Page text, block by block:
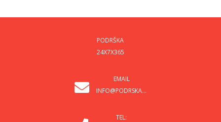
PODRŠKA
24X7X365
EMAIL
INFO@PODRSKA...
TEL: